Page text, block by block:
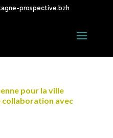
prospective.bzh
pour la ville
collaboration avec